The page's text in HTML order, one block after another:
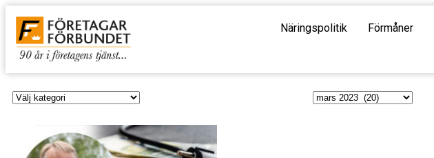
Näringspolitik Förmåner